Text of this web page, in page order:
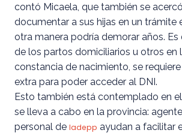
contó Micaela, que también se
documentar a sus hijas en un trámite
otra manera podría demorar años. Es
de los partos domiciliarios u otros en
constancia de nacimiento, se
extra para poder acceder al DNI.
Esto también está contemplado en
se lleva a cabo en la provincia:
personal de Iadepp ayudan a facilitar